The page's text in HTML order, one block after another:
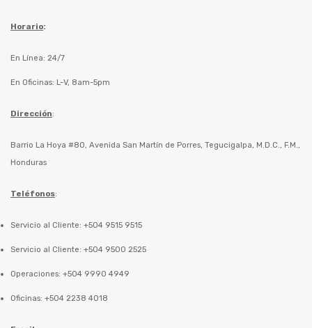
Horario:
En Línea: 24/7
En Oficinas: L-V, 8am-5pm
Dirección:
Barrio La Hoya #80, Avenida San Martín de Porres, Tegucigalpa, M.D.C., F.M.,
Honduras
Teléfonos:
Servicio al Cliente: +504 9515 9515
Servicio al Cliente: +504 9500 2525
Operaciones: +504 9990 4949
Oficinas: +504 2238 4018